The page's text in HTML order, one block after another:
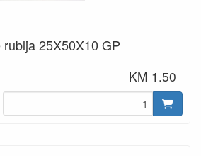
25X50X10 GP
KM 1.50